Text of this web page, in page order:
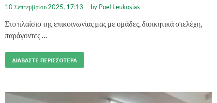
10 Σεπτεμβρίου 2025, 17:13 - by Poel Leukosias
Στο πλαίσιο της επικοινωνίας μας με ομάδες, διοικητικά στελέχη,
παράγοντες …
ΔΙΑΒΆΣΤΕ ΠΕΡΙΣΣΌΤΕΡΑ